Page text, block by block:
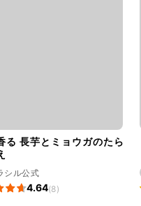
る 長芋とミョウガのたら
シル公式
4.64(8)